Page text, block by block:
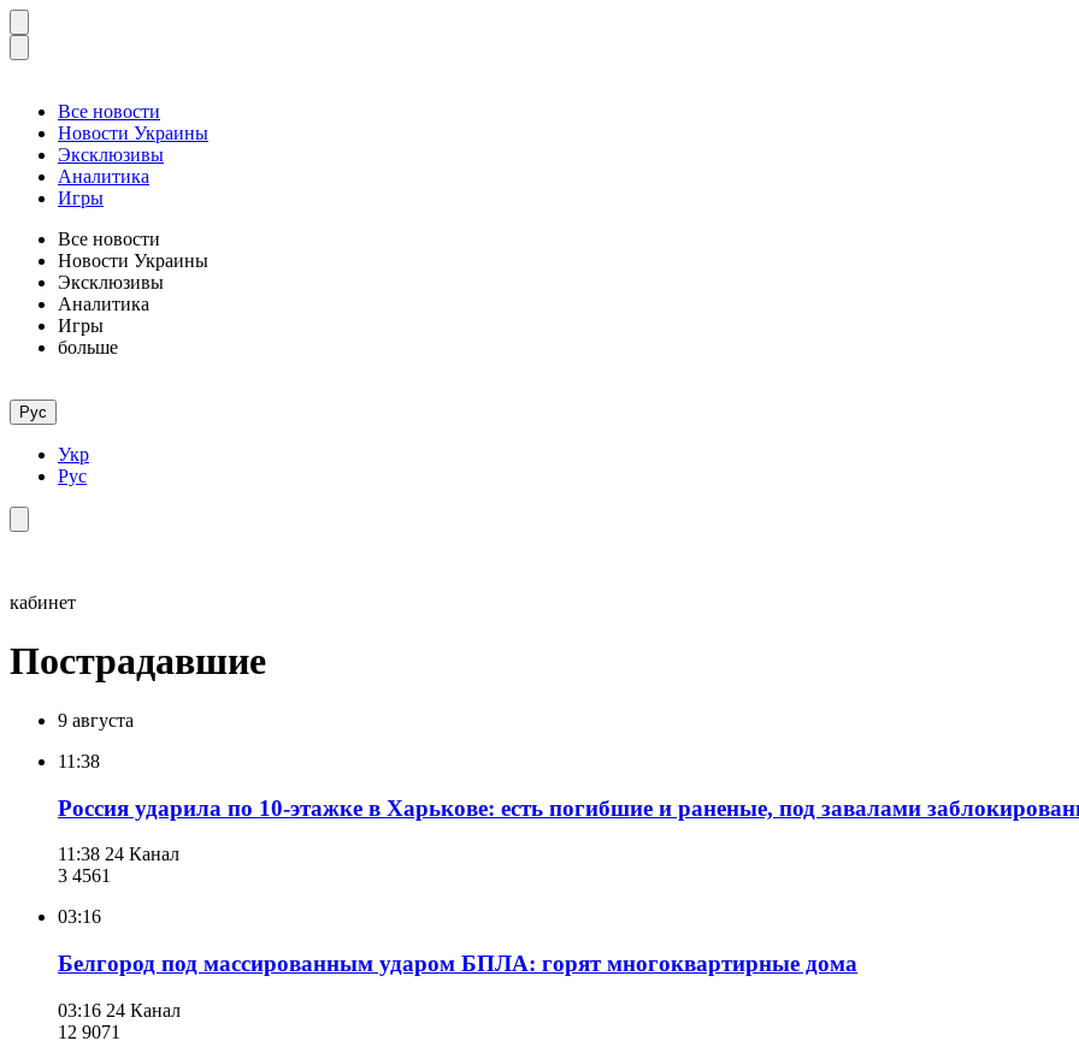
Все новости
Новости Украины
Эксклюзивы
Аналитика
Игры
Все новости
Новости Украины
Эксклюзивы
Аналитика
Игры
больше
Рус
Укр
Рус
кабинет
Пострадавшие
9 августа
11:38
Россия ударила по 10-этажке в Харькове: есть погибшие и раненые, под завалами
11:38 24 Канал
3 4561
03:16
Белгород под массированным ударом БПЛА: горят многоквартирные дома
03:16 24 Канал
12 9071